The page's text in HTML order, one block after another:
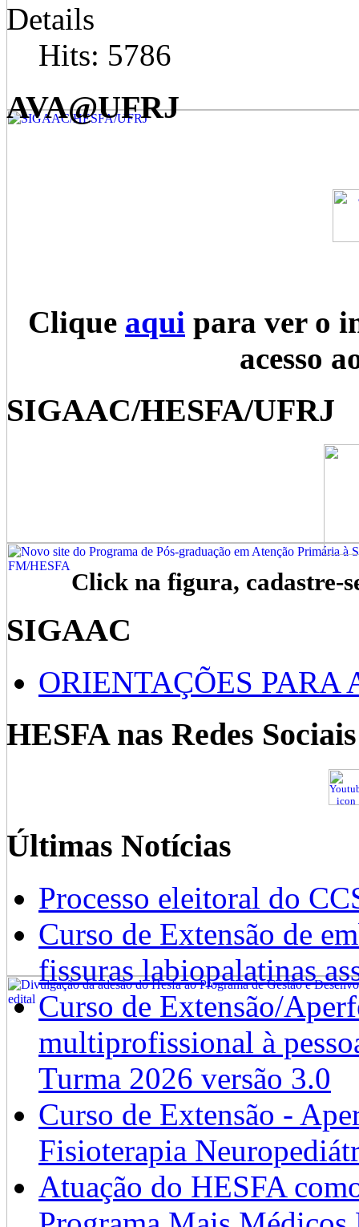
Details
Hits: 5786
AVA@UFRJ
Clique aqui para ver o
acesso
SIGAAC/HESFA/UFRJ
Click na figura, cadastre-
SIGAAC
ORIENTAÇÕES PARA
HESFA nas Redes Sociais
Últimas Notícias
Processo eleitoral do
Curso de Extensão de
fissuras labiopalatinas
Curso de Extensão/
multiprofissional à
Turma 2026 versão 3.0
Curso de Extensão -
Fisioterapia
Atuação do HESFA